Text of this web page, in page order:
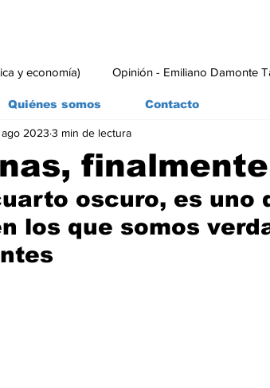
y economía) Opinión - Emiliano Damonte
Economía y Producción
ago 2023 3 min de lectura
oscuro, es uno
los que somos
Quiénes somos Contacto